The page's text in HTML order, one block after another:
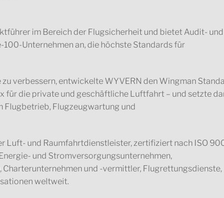
im Bereich der Flugsicherheit und bietet Audit- und
Unternehmen an, die höchste Standards für
verbessern, entwickelte WYVERN den Wingman
für die private und geschäftliche Luftfahrt – und setzte
Flugbetrieb, Flugzeugwartung und
Luft- und Raumfahrtdienstleister, zertifiziert nach ISO
und Stromversorgungsunternehmen,
und -vermittler, Flugrettungsdienste,
weltweit.